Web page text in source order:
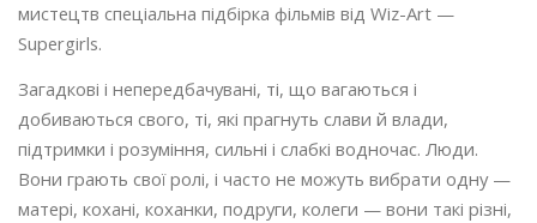
УКР
мистецтв спеціальна підбірка фільмів від Wiz-Art —
Supergirls.
Загадкові і непередбачувані, ті, що вагаються і
добиваються свого, ті, які прагнуть слави й влади,
підтримки і розуміння, сильні і слабкі водночас. Люди.
Вони грають свої ролі, і часто не можуть вибрати одну —
матері, кохані, коханки, подруги, колеги — вони такі різні,